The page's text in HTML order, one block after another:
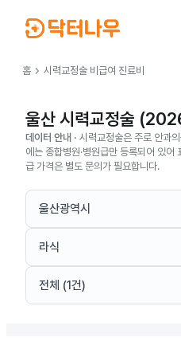
홈 chevron_right 시력교정술 비급여 진료비
울산 시력교정술
데이터 안내 · 시력교정술은 주로 안과
에는 종합병원·병원급만 등록되어 있
급 가격은 별도 문의가 필요합니다.
울산광역시
라식
전체 (1건)